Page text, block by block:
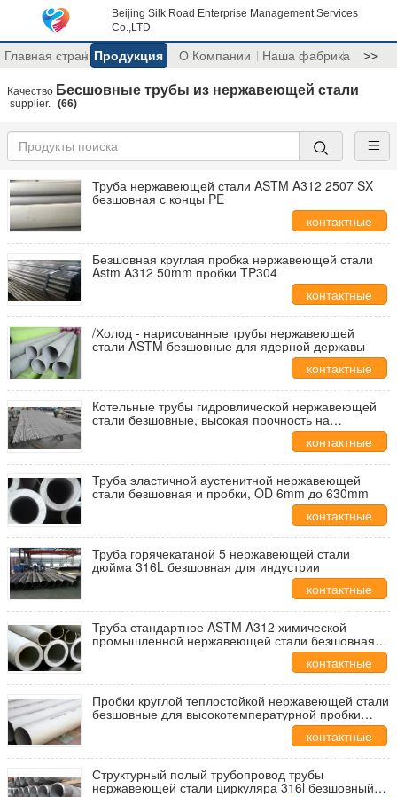
Beijing Silk Road Enterprise Management Services
Co.,LTD
Главная страницаПродукция О Компании Наша фабрика >>
Качество Бесшовные трубы из нержавеющей стали
supplier. (66)
Труба нержавеющей стали ASTM A312 2507 SX
безшовная с концы PE
контактные
данные
Безшовная круглая пробка нержавеющей стали
Astm A312 50mm пробки TP304
контактные
данные
/Холод - нарисованные трубы нержавеющей
стали ASTM безшовные для ядерной державы
контактные
данные
Котельные трубы гидровлической нержавеющей
стали безшовные, высокая прочность на
контактные
данные
Труба эластичной аустенитной нержавеющей
стали безшовная и пробки, OD 6mm до 630mm
контактные
данные
Труба горячекатаной 5 нержавеющей стали
дюйма 316L безшовная для индустрии
контактные
данные
Труба стандартное ASTM A312 химической
промышленной нержавеющей стали безшовная
контактные
данные
Пробки круглой теплостойкой нержавеющей стали
безшовные для высокотемпературной пробки
контактные
данные
Структурный полый трубопровод трубы
нержавеющей стали циркуляра 316l безшовный